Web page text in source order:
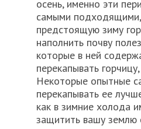
осень, именно эти
самыми подходящими,
предстоящую зиму
наполнить почву
которые в ней
перекапывать
Некоторые опытные
перекапывать ее
как в зимние холода
защитить вашу землю